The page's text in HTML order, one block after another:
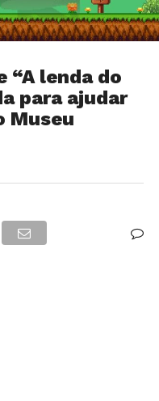
“A lenda do
para ajudar
Museu